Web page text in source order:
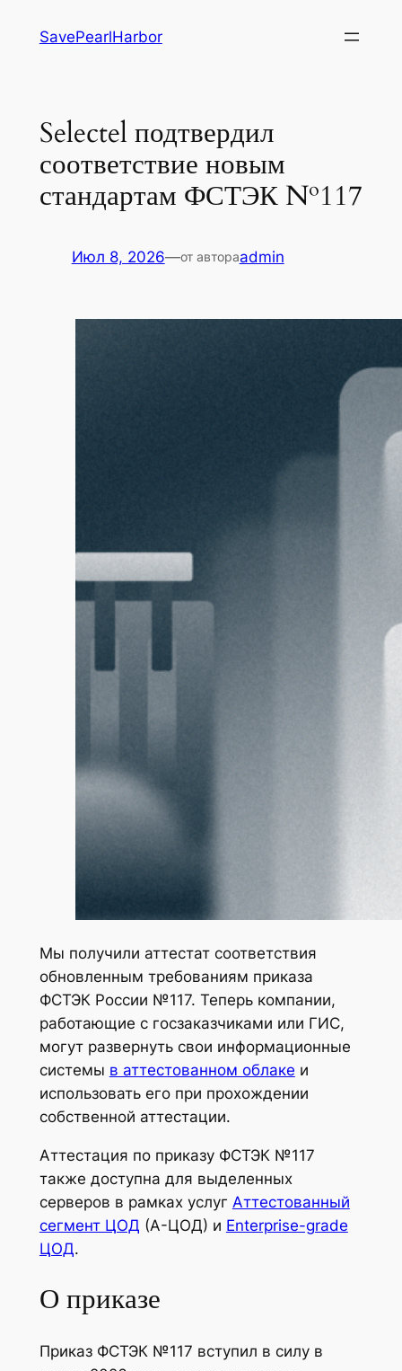
SavePearlHarbor
Selectel подтвердил
соответствие новым
стандартам ФСТЭК №117
Июл 8, 2026—от автораadmin
Мы получили аттестат соответствия
обновленным требованиям приказа
ФСТЭК России №117. Теперь компании,
работающие с госзаказчиками или ГИС,
могут развернуть свои информационные
системы в аттестованном облаке и
использовать его при прохождении
собственной аттестации.
Аттестация по приказу ФСТЭК №117
также доступна для выделенных
серверов в рамках услуг Аттестованный
сегмент ЦОД (А-ЦОД) и Enterprise-grade
ЦОД.
О приказе
Приказ ФСТЭК №117 вступил в силу в